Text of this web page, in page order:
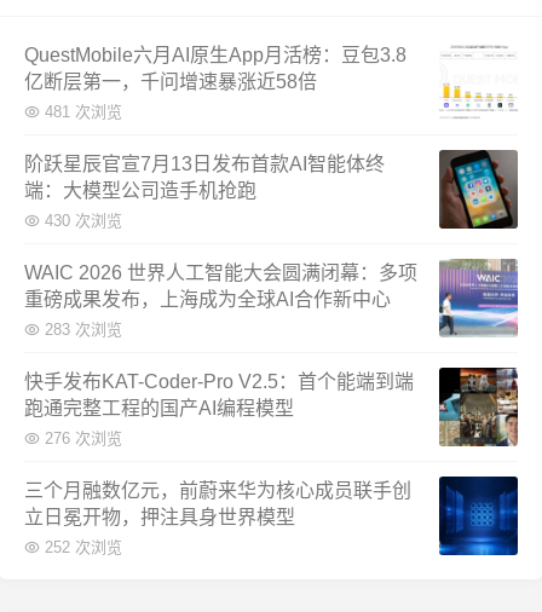
QuestMobile六月AI原生App月活榜：豆包3.8
亿断层第一，千问增速暴涨近58倍
481 次浏览
阶跃星辰官宣7月13日发布首款AI智能体终
端：大模型公司造手机抢跑
430 次浏览
WAIC 2026 世界人工智能大会圆满闭幕：多项
重磅成果发布，上海成为全球AI合作新中心
283 次浏览
快手发布KAT-Coder-Pro V2.5：首个能端到端
跑通完整工程的国产AI编程模型
276 次浏览
三个月融数亿元，前蔚来华为核心成员联手创
立日冕开物，押注具身世界模型
252 次浏览